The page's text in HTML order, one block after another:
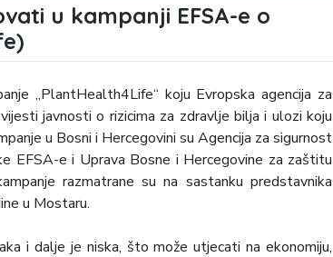
u kampanji EFSA-e o
„PlantHealth4Life“ koju Evropska agencija za
javnosti o rizicima za zdravlje bilja i ulozi koju
u Bosni i Hercegovini su Agencija za sigurnost
EFSA-e i Uprava Bosne i Hercegovine za zaštitu
razmatrane su na sastanku predstavnika
u Mostaru.
i dalje je niska, što može utjecati na ekonomiju,